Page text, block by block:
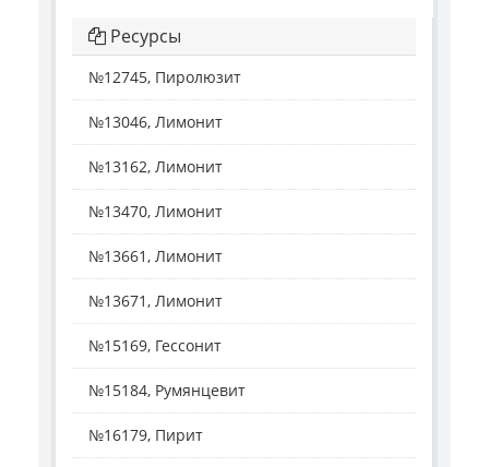
Ресурсы
№12745, Пиролюзит
№13046, Лимонит
№13162, Лимонит
№13470, Лимонит
№13661, Лимонит
№13671, Лимонит
№15169, Гессонит
№15184, Румянцевит
№16179, Пирит